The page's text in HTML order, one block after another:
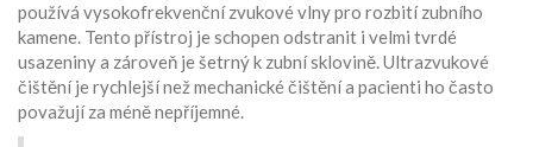
používá vysokofrekvenční zvukové vlny pro rozbití zubního
kamene. Tento přístroj je schopen odstranit i velmi tvrdé
usazeniny a zároveň je šetrný k zubní sklovině. Ultrazvukové
čištění je rychlejší než mechanické čištění a pacienti ho často
považují za méně nepříjemné.